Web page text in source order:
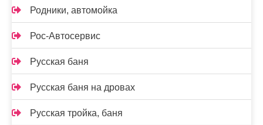
Родники, автомойка
Рос-Автосервис
Русская баня
Русская баня на дровах
Русская тройка, баня